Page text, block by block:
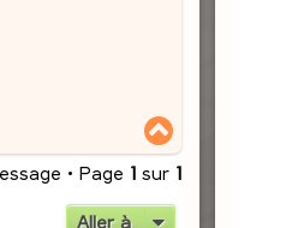
t
• Page 1sur 1
Aller à